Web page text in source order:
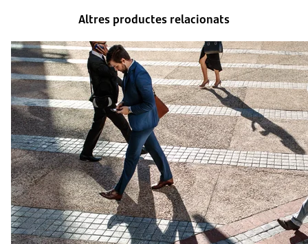
Altres productes relacionats